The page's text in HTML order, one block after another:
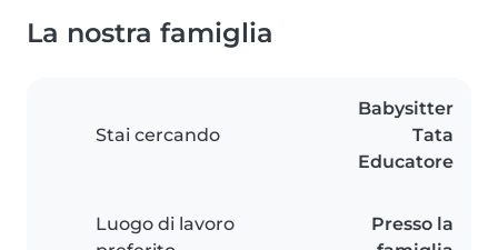
La nostra famiglia
Stai cercando
Babysitter
Tata
Educatore
Luogo di lavoro
Presso la